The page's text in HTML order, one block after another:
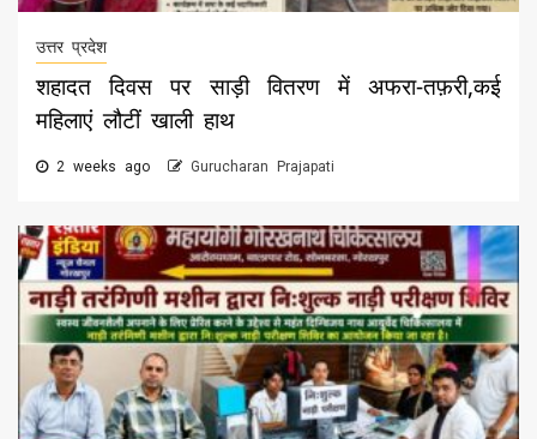
उत्तर प्रदेश
शहादत दिवस पर साड़ी वितरण में अफरा-तफ़री,कई
महिलाएं लौटीं खाली हाथ
2 weeks ago Gurucharan Prajapati